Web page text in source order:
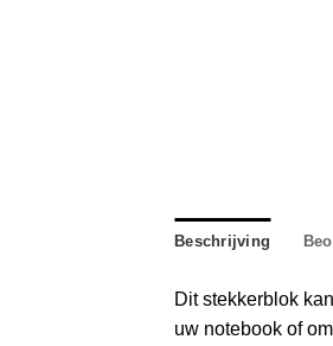
Beschrijving
Dit stekkerblok
uw notebook of